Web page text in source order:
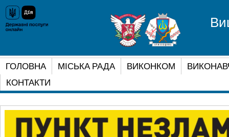
ГОЛОВНА МІСЬКА РАДА ВИКОНКОМ
КОНТАКТИ